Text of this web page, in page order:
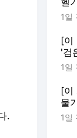
.
1일
[이
'검
1일
[이
물
착
1일